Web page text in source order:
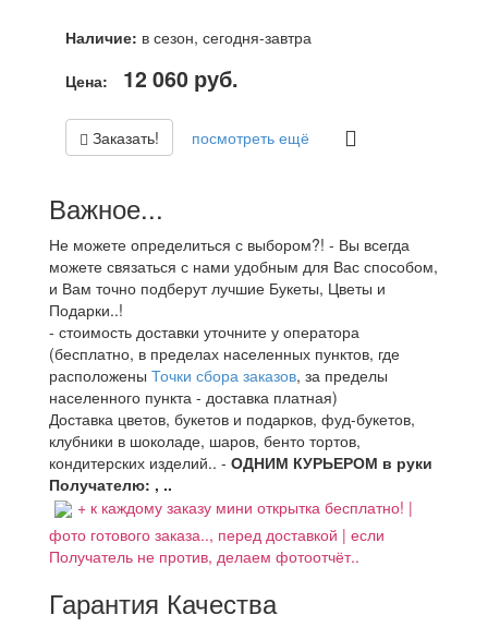
Наличие: в сезон, сегодня-завтра
Цена:
12 060 руб.
Заказать! посмотреть ещё
Важное...
Не можете определиться с выбором?! - Вы всегда
можете связаться с нами удобным для Вас способом,
и Вам точно подберут лучшие Букеты, Цветы и
Подарки..!
- стоимость доставки уточните у оператора
(бесплатно, в пределах населенных пунктов, где
расположены Точки сбора заказов, за пределы
населенного пункта - доставка платная)
Доставка цветов, букетов и подарков, фуд-букетов,
клубники в шоколаде, шаров, бенто тортов,
кондитерских изделий.. - ОДНИМ КУРЬЕРОМ в руки
Получателю: , ..
+ к каждому заказу мини открытка бесплатно! |
фото готового заказа.., перед доставкой | если
Получатель не против, делаем фотоотчёт..
Гарантия Качества